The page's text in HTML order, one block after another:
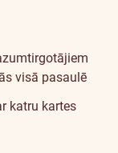
visā pasaulē
katru kartes